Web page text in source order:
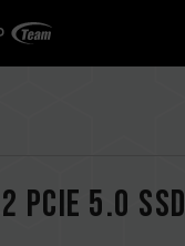
PCIe 5.0 SSD